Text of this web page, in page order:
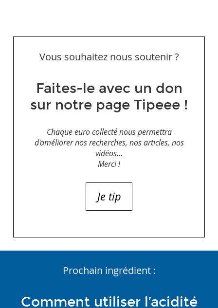
Vous souhaitez nous soutenir ?
Faites-le avec un don
sur notre page Tipeee !
Chaque euro collecté nous permettra
d'améliorer nos recherches, nos articles, nos
vidéos...
Merci !
Je tip
Prochain ingrédient :
Comment utiliser l’acidité